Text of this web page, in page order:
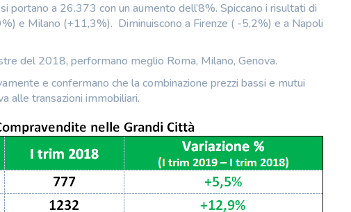
portano a 26.373 con un aumento dell’8%. Spiccano i risultati di
e Milano (+11,3%). Diminuiscono a Firenze ( -5,2%) e a Napoli
del 2018, performano meglio Roma, Milano, Genova.
e confermano che la combinazione prezzi bassi e mutui
alle transazioni immobiliari.